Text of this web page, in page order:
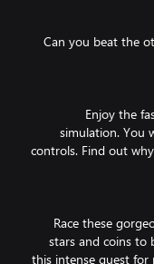
Can you beat the
Enjoy the
simulation. You
controls. Find out
Race these
stars and coins to
this intense quest for